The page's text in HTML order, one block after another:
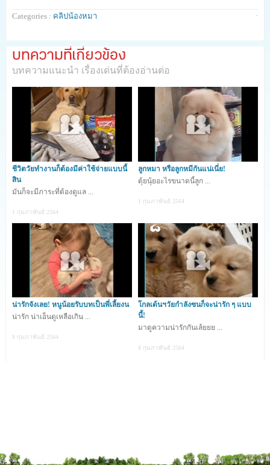
Categories : คลิปน้องหมา ·
บทความที่เกี่ยวข้อง
บทความแนะนำ เรื่องเด่นที่ต้องอ่านต่อ
ชีวิตวัยทำงานก็ต้องมีค่าใช้จ่ายแบบนี้
สิน
มันก็จะมีภาระที่ต้องดูแล ...
1 กุมภาพันธ์ 2564
ลูกหมา หรือลูกหมีกันแน่เนี่ย!
ตุ้ยนุ้ยอะไรขนาดนี้ลูก ...
1 กุมภาพันธ์ 2564
น่ารักจังเลย! หนูน้อยรับบทเป็นพี่เลี้ยงน
น่ารัก น่าเอ็นดูเหลือเกิน ...
8 กุมภาพันธ์ 2564
โกลเด้นฯวัยกำลังซนก็จะน่ารัก ๆ แบบ
นี้!
มาดูความน่ารักกันเล้ยยย ...
8 กุมภาพันธ์ 2564